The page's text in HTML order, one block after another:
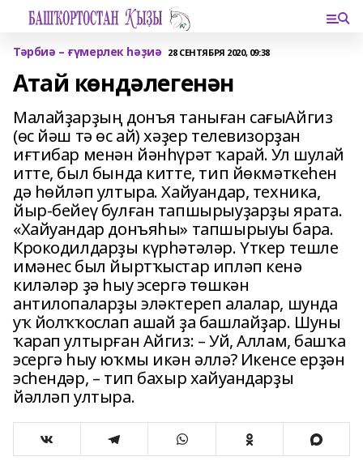
Тәрбиә – ғүмерлек һәҙиә 28 СЕНТЯБРЯ 2020, 09:38
Атай көндәлегенән
Малайҙарҙың донъя таныған сағыАйгиз
(өс йәш тә өс ай) хәҙер телевизорҙан
иғтибар менән йәнһүрәт ҡарай. Ул шулай
итте, был бында китте, тип йөкмәткеһен
дә һөйләп ултыра. Хайуандар, техника,
йыр-бейеү булған тапшырыуҙарҙы ярата.
«Хайуандар донъяһы» тапшырыуы бара.
Крокодилдарҙы күрһәтәләр. Үткер тешле
имәнес был йыртҡыстар ипләп кенә
киләләр ҙә һыу эсергә төшкән
антилопаларҙы эләктереп алалар, шунда
уҡ йолҡҡослап ашай ҙа башлайҙар. Шуны
ҡарап ултырған Айгиз: – Уй, Аллам, башҡа
эсергә һыу юҡмы икән әллә? Икенсе ерҙән
эсһендәр, – тип бахыр хайуандарҙы
йәлләп ултыра.